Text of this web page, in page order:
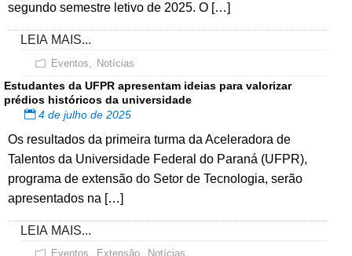
segundo semestre letivo de 2025. O […]
LEIA MAIS...
Eventos Notícias
Estudantes da UFPR apresentam ideias para valorizar
prédios históricos da universidade
4 de julho de 2025
Os resultados da primeira turma da Aceleradora de
Talentos da Universidade Federal do Paraná (UFPR),
programa de extensão do Setor de Tecnologia, serão
apresentados na […]
LEIA MAIS...
Eventos, Extensão, Notícias